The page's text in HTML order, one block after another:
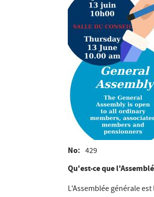
No 429
Qu'est-ce que
L'Assemblée générale